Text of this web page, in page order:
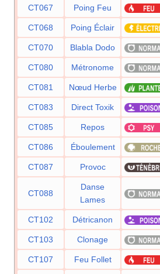
CT067 Poing Feu
CT068 Poing Éclair
CT070 Blabla Dodo
CT080 Métronome
CT081 Nœud Herbe
CT083 Direct Toxik
CT085 Repos
CT086 Éboulement
CT087 Provoc
CT088
Danse
Lames
CT102 Détricanon
CT103 Clonage
CT107 Feu Follet